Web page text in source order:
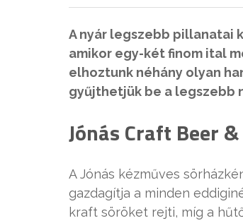
A nyár legszebb pillanatai
amikor egy-két finom ital
elhoztunk néhány olyan
gyűjthetjük be a legszebb
Jónás Craft Beer
A Jónás kézműves
gazdagítja a minden
kraft söröket rejti, míg a